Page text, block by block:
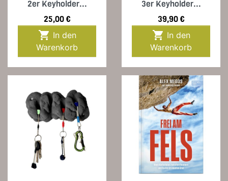
2er Keyholder...
Preis
25,00 €

Warenkorb
3er Keyholder...
Preis
39,90 €

Warenkorb